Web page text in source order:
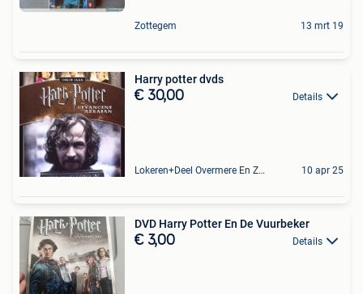
Zottegem 13 mrt 19
Harry potter dvds
€ 30,00 Details
Lokeren+Deel Overmere En Zele 10 apr 25
DVD Harry Potter En De Vuurbeker
€ 3,00 Details